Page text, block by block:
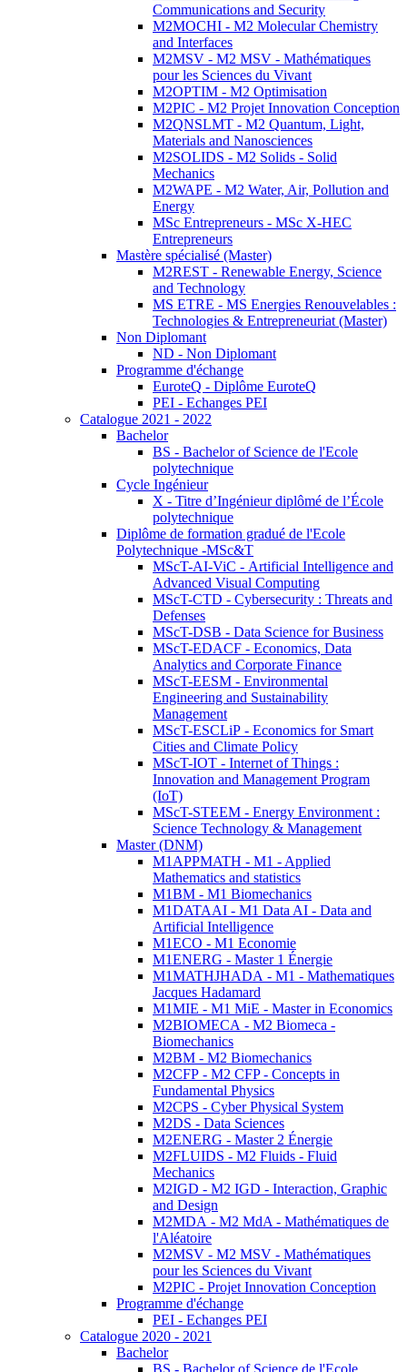
Communications and Security
M2MOCHI - M2 Molecular Chemistry
and Interfaces
M2MSV - M2 MSV - Mathématiques
pour les Sciences du Vivant
M2OPTIM - M2 Optimisation
M2PIC - M2 Projet Innovation Conception
M2QNSLMT - M2 Quantum, Light,
Materials and Nanosciences
M2SOLIDS - M2 Solids - Solid
Mechanics
M2WAPE - M2 Water, Air, Pollution and
Energy
MSc Entrepreneurs - MSc X-HEC
Entrepreneurs
Mastère spécialisé (Master)
M2REST - Renewable Energy, Science
and Technology
MS ETRE - MS Energies Renouvelables :
Technologies & Entrepreneuriat (Master)
Non Diplomant
ND - Non Diplomant
Programme d'échange
EuroteQ - Diplôme EuroteQ
PEI - Echanges PEI
Catalogue 2021 - 2022
Bachelor
BS - Bachelor of Science de l'Ecole
polytechnique
Cycle Ingénieur
X - Titre d’Ingénieur diplômé de l’École
polytechnique
Diplôme de formation gradué de l'Ecole
Polytechnique -MSc&T
MScT-AI-ViC - Artificial Intelligence and
Advanced Visual Computing
MScT-CTD - Cybersecurity : Threats and
Defenses
MScT-DSB - Data Science for Business
MScT-EDACF - Economics, Data
Analytics and Corporate Finance
MScT-EESM - Environmental
Engineering and Sustainability
Management
MScT-ESCLiP - Economics for Smart
Cities and Climate Policy
MScT-IOT - Internet of Things :
Innovation and Management Program
(IoT)
MScT-STEEM - Energy Environment :
Science Technology & Management
Master (DNM)
M1APPMATH - M1 - Applied
Mathematics and statistics
M1BM - M1 Biomechanics
M1DATAAI - M1 Data AI - Data and
Artificial Intelligence
M1ECO - M1 Economie
M1ENERG - Master 1 Énergie
M1MATHJHADA - M1 - Mathematiques
Jacques Hadamard
M1MIE - M1 MiE - Master in Economics
M2BIOMECA - M2 Biomeca -
Biomechanics
M2BM - M2 Biomechanics
M2CFP - M2 CFP - Concepts in
Fundamental Physics
M2CPS - Cyber Physical System
M2DS - Data Sciences
M2ENERG - Master 2 Énergie
M2FLUIDS - M2 Fluids - Fluid
Mechanics
M2IGD - M2 IGD - Interaction, Graphic
and Design
M2MDA - M2 MdA - Mathématiques de
l'Aléatoire
M2MSV - M2 MSV - Mathématiques
pour les Sciences du Vivant
M2PIC - Projet Innovation Conception
Programme d'échange
PEI - Echanges PEI
Catalogue 2020 - 2021
Bachelor
BS - Bachelor of Science de l'Ecole